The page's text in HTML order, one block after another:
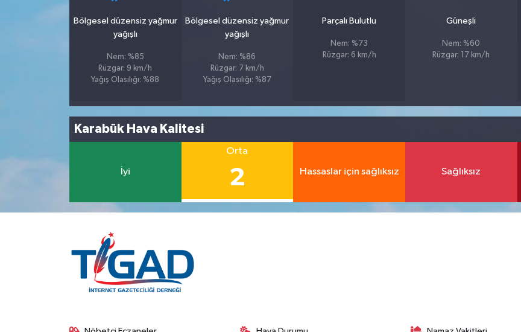
Bölgesel düzensiz yağmur
yağışlı
Nem: %85
Rüzgar: 9 km/h
Yağış Olasılığı: %88
Bölgesel düzensiz yağmur
yağışlı
Nem: %86
Rüzgar: 7 km/h
Yağış Olasılığı: %87
Parçalı Bulutlu
Nem: %73
Rüzgar: 6 km/h
Güneşli
Nem: %60
Rüzgar: 17 km/h
Karabük Hava Kalitesi
İyi
Orta
2 Hassaslar için sağlıksız Sağlıksız